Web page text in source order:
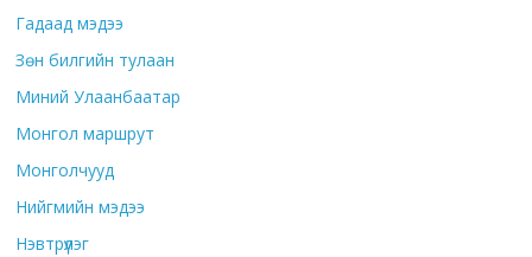
Гадаад мэдээ
Зөн билгийн тулаан
Миний Улаанбаатар
Монгол маршрут
Монголчууд
Нийгмийн мэдээ
Нэвтрүүлэг